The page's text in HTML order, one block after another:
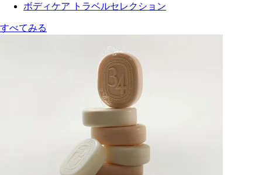
ボディケア トラベルセレクション
すべてみる